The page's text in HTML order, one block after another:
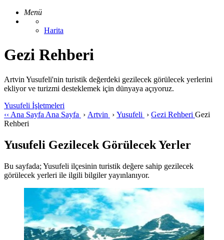
Menü
Harita
Gezi Rehberi
Artvin Yusufeli'nin turistik değerdeki gezilecek görülecek yerlerini
ekliyor ve turizmi desteklemek için dünyaya açıyoruz.
Yusufeli İşletmeleri
‹‹ Ana Sayfa Ana Sayfa › Artvin › Yusufeli › Gezi Rehberi Gezi
Rehberi
Yusufeli Gezilecek Görülecek Yerler
Bu sayfada; Yusufeli ilçesinin turistik değere sahip gezilecek
görülecek yerleri ile ilgili bilgiler yayınlanıyor.